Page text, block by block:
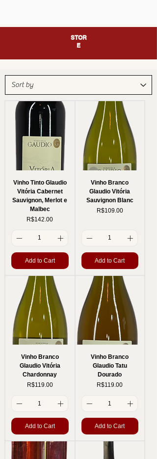
STOR
E
Vinho Tinto Glaudio
Vitória Cabernet
Sauvignon, Merlot e
Malbec
Price
R$142.00
Add to Cart
Vinho Branco
Glaudio Vitória
Sauvignon Blanc
Price
R$109.00
Add to Cart
Vinho Branco
Glaudio Vitória
Chardonnay
Price
R$119.00
Add to Cart
Vinho Branco
Glaudio Tatu
Dourado
Price
R$119.00
Add to Cart